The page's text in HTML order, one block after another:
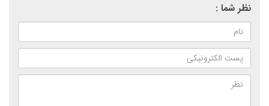
نظر شما :